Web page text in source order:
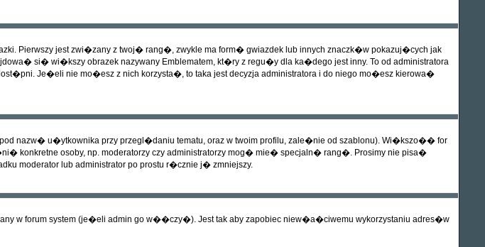
Pierwszy jest zwi�zany z twoj� rang�, zwykle ma form� gwiazdek lub innych znaczk�w pokazuj�cych jak
si� wi�kszy obrazek nazywany Emblematem, kt�ry z regu�y dla ka�dego jest inny. To od administratora
Je�eli nie mo�esz z nich korzysta�, to taka jest decyzja administratora i do niego mo�esz kierowa�
nazw� u�ytkownika przy przegl�daniu tematu, oraz w twoim profilu, zale�nie od szablonu). Wi�kszo�� for
osoby, np. moderatorzy czy administratorzy mog� mie� specjaln� rang�. Prosimy nie pisa�
moderator lub administrator po prostu r�cznie j� zmniejszy.
w forum system (je�eli admin go w��czy�). Jest tak aby zapobiec niew�a�ciwemu wykorzystaniu adres�w